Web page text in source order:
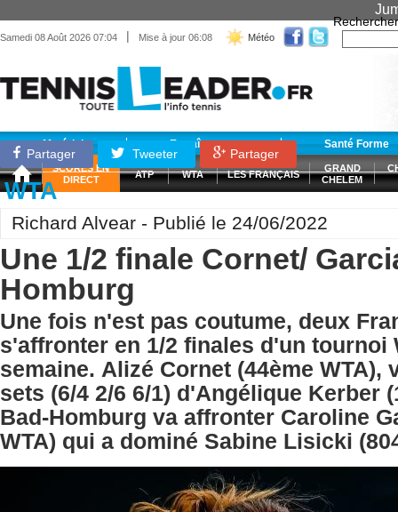
Samedi 08 Août 2026 07:04 | Mise à jour 06:08 Météo
Rechercher
Matériel Entraînement Santé Forme
SCORES EN
DIRECT
ATP WTA LES FRANÇAIS
GRAND
CHELEM
Partager Tweeter Partager
WTA
Richard Alvear - Publié le 24/06/2022
Une 1/2 finale Cornet/
Homburg
Une fois n'est pas coutume, deux
s'affronter en 1/2 finales d'un tournoi
semaine. Alizé Cornet (44ème WTA),
sets (6/4 2/6 6/1) d'Angélique Kerber
Bad-Homburg va affronter Caroline
WTA) qui a dominé Sabine Lisicki